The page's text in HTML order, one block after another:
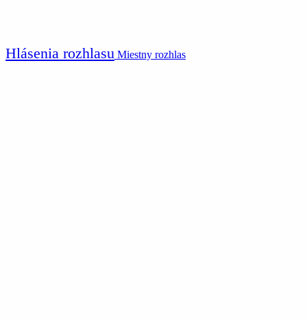
Hlásenia rozhlasu Miestny rozhlas